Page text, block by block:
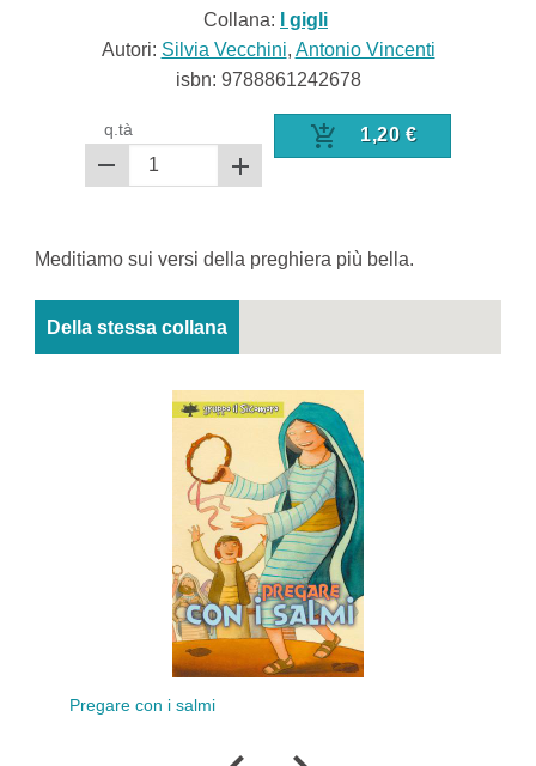
Collana:
I gigli
Autori: Silvia Vecchini, Antonio Vincenti
isbn: 9788861242678
q.tà 1,20 €
Meditiamo sui versi della preghiera più bella.
Della stessa collana
Pregare con i salmi